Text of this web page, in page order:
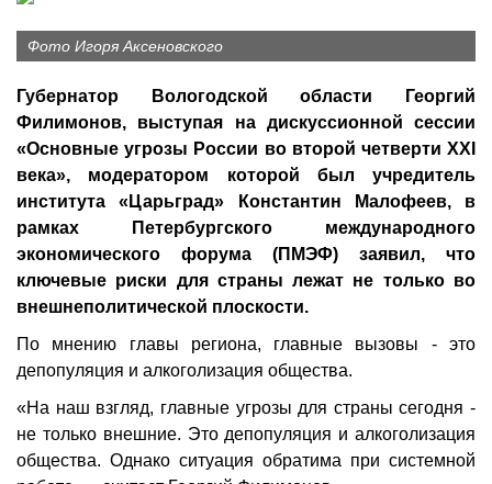
Фото Игоря Аксеновского
Губернатор Вологодской области Георгий
Филимонов, выступая на дискуссионной сессии
«Основные угрозы России во второй четверти XXI
века», модератором которой был учредитель
института «Царьград» Константин Малофеев, в
рамках Петербургского международного
экономического форума (ПМЭФ) заявил, что
ключевые риски для страны лежат не только во
внешнеполитической плоскости.
По мнению главы региона, главные вызовы - это
депопуляция и алкоголизация общества.
«На наш взгляд, главные угрозы для страны сегодня -
не только внешние. Это депопуляция и алкоголизация
общества. Однако ситуация обратима при системной